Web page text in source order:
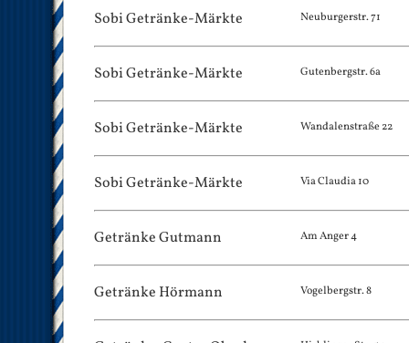
Sobi Getränke-Märkte Neuburgerstr. 71
Sobi Getränke-Märkte Gutenbergstr. 6a
Sobi Getränke-Märkte Wandalenstraße 22
Sobi Getränke-Märkte Via Claudia 10
Getränke Gutmann Am Anger 4
Getränke Hörmann Vogelbergstr. 8